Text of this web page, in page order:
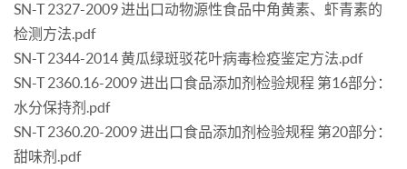
SN-T 2327-2009 进出口动物源性食品中角黄素、虾青素的
检测方法.pdf
SN-T 2344-2014 黄瓜绿斑驳花叶病毒检疫鉴定方法.pdf
SN-T 2360.16-2009 进出口食品添加剂检验规程 第16部分：
水分保持剂.pdf
SN-T 2360.20-2009 进出口食品添加剂检验规程 第20部分：
甜味剂.pdf